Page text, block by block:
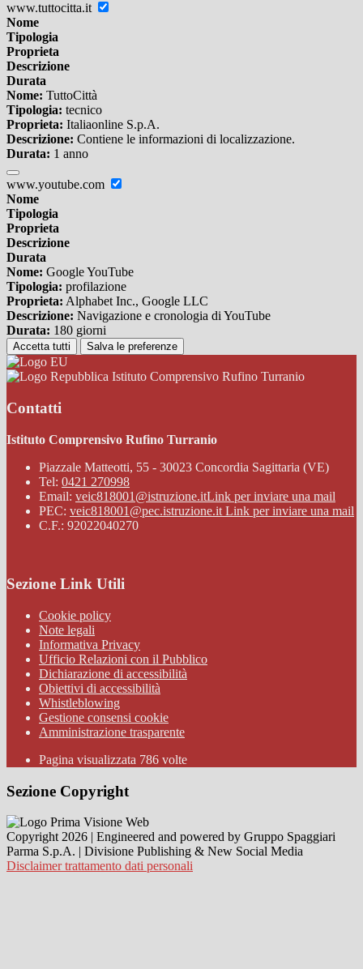
www.tuttocitta.it
Nome
Tipologia
Proprieta
Descrizione
Durata
Nome: TuttoCittà
Tipologia: tecnico
Proprieta: Italiaonline S.p.A.
Descrizione: Contiene le informazioni di localizzazione.
Durata: 1 anno
www.youtube.com
Nome
Tipologia
Proprieta
Descrizione
Durata
Nome: Google YouTube
Tipologia: profilazione
Proprieta: Alphabet Inc., Google LLC
Descrizione: Navigazione e cronologia di YouTube
Durata: 180 giorni
Accetta tutti Salva le preferenze
Istituto Comprensivo Rufino Turranio
Contatti
Istituto Comprensivo Rufino Turranio
Piazzale Matteotti, 55 - 30023 Concordia Sagittaria (VE)
Tel: 0421 270998
Email: veic818001@istruzione.itLink per inviare una mail
PEC: veic818001@pec.istruzione.it Link per inviare una mail
C.F.: 92022040270
Sezione Link Utili
Cookie policy
Note legali
Informativa Privacy
Ufficio Relazioni con il Pubblico
Dichiarazione di accessibilità
Obiettivi di accessibilità
Whistleblowing
Gestione consensi cookie
Amministrazione trasparente
Pagina visualizzata 786 volte
Sezione Copyright
Copyright 2026 | Engineered and powered by Gruppo Spaggiari
Parma S.p.A. | Divisione Publishing & New Social Media
Disclaimer trattamento dati personali